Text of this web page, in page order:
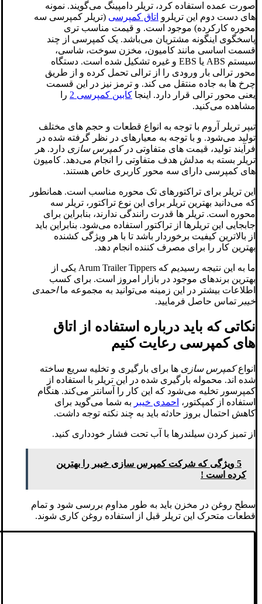
صورت عمده استفاده کرد، تریلر دامپینگ می‌گویند. نمونه
های دست دوم این تریلرو اتاق کمپرسی (تریلر کمپرسی سه
محوره کارکرده) موجود است. و قیمت مناسب تری
پاسخگوی اینگونه مشتریان می‌باشد. یک کمپرسی از چند
قسمت اساسی مانند کامیون، مخزن سوخت، شاسی،
سیستم ABS یا EBS و غیره تشکیل شده است. دستگاه
محور ترالی بار ورودی را از ترالی تحمل کرده و از طریق
چرخ ها به جاده منتقل می کند. و ترمز نیز در این قسمت
یعنی محور ترالی قرار دارد. اینجا کابین کمپرسی 2
را
مشاهده می‌کنید.
تیپر تریلر آروم با توجه به انواع قطعات و حجم های مختلف
تولید می‌شود. و با توجه به معیارهای در نظر گرفته شده در
فرآیند تولید، قیمت های متفاوتی درکمپرس سازی دارد. هر
تریلر بسته به مدلش هدف متفاوتی را انجام می‌دهد. کامیون
های کمپرسی دارای سه محور کاربری خاص هستند.
این تریلر برای تراکتورهای تک محوره مناسب است. همانطور
که می‌دانید بهترین تریلر برای این نوع تراکتور، تریلر سه
محوره است. تریلر ها قدرت رانندگی ندارند، بنابراین برای
جابجایی این تریلرها از تراکتور استفاده می‌شود. بنابراین باید
از بالاترین کیفیت برخوردار باشد تا با هر ویژگی کشنده
بهترین کار را برای مصرف کننده انجام دهد.
ما به این نتیجه رسیدیم که Arum Trailer Tippers یکی از
بهترین برندهای موجود در بازار امروز است. برای کسب
اطلاعات بیشتر در این زمینه می‌توانید به مجموعه مااحمدی
خیبر تماس حاصل فرمایید.
نکاتی که باید درباره استفاده از اتاق
های کمپرسی رعایت کنیم
انواعکمپرس سازی ها برای بارگیری و تخلیه سریع ساخته
شده اند. محموله بارگیری شده در این تریلر با استفاده از
کمپرسور تخلیه می‌شود که این کار را آسانتر می‌کند. هنگام
استفاده از کمپکتور، احمدی خیبر به شما می‌گوید برای
کاهش احتمال بروز حادثه باید به چند نکته توجه داشت.
از تمیز کردن سیلندرها با آب تحت فشار خودداری کنید.
5 ویژگی که شرکت کمپرس سازی خیبر را بهترین
کرده است !
سطح روغن در مخزن باید به طور مداوم بررسی شود و تمام
قطعات متحرک این تریلر قبل از استفاده روغن کاری شوند.